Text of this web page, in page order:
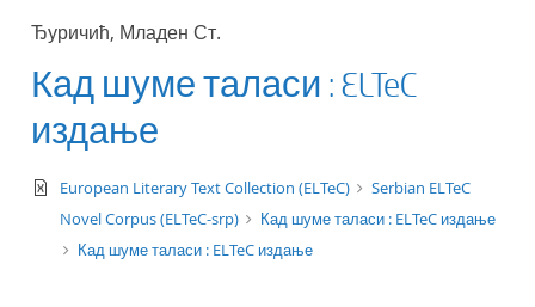
Ђуричић, Младен Ст.
Кад шуме таласи : ELTeC
издање
text/xml
European Literary Text Collection (ELTeC)
Serbian ELTeC
Novel Corpus (ELTeC-srp)
Кад шуме таласи : ELTeC издање
Кад шуме таласи : ELTeC издање